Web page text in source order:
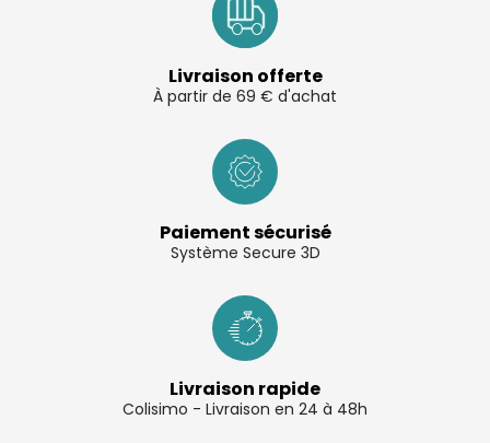
Livraison offerte
À partir de 69 € d'achat
Paiement sécurisé
Système Secure 3D
Livraison rapide
Colisimo - Livraison en 24 à 48h